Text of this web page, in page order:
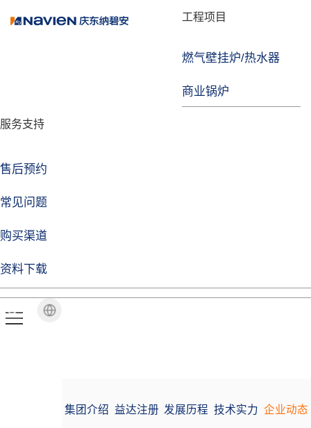
工程项目
燃气壁挂炉/热水器
商业锅炉
服务支持
售后预约
常见问题
购买渠道
资料下载
品牌故事
技术实力
企业动态
益达注册Life
品牌视角
集团介绍 益达注册 发展历程 技术实力 企业动态